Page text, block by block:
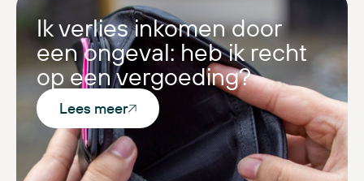
Ik verlies inkomen door
een ongeval: heb ik recht
op een vergoeding?
Lees meer